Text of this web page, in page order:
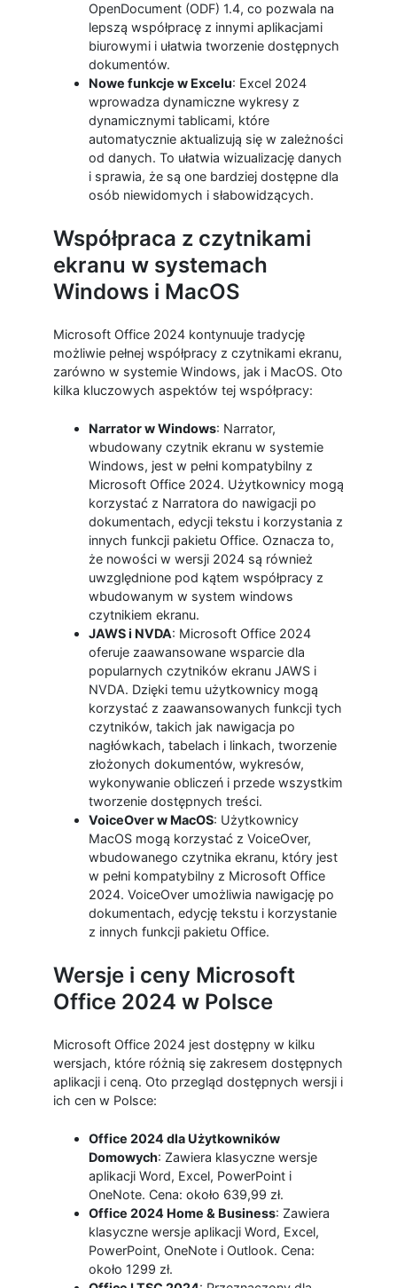
OpenDocument (ODF) 1.4, co pozwala na
lepszą współpracę z innymi aplikacjami
biurowymi i ułatwia tworzenie dostępnych
dokumentów.
Nowe funkcje w Excelu: Excel 2024
wprowadza dynamiczne wykresy z
dynamicznymi tablicami, które
automatycznie aktualizują się w zależności
od danych. To ułatwia wizualizację danych
i sprawia, że są one bardziej dostępne dla
osób niewidomych i słabowidzących.
Współpraca z czytnikami
ekranu w systemach
Windows i MacOS
Microsoft Office 2024 kontynuuje tradycję
możliwie pełnej współpracy z czytnikami ekranu,
zarówno w systemie Windows, jak i MacOS. Oto
kilka kluczowych aspektów tej współpracy:
Narrator w Windows: Narrator,
wbudowany czytnik ekranu w systemie
Windows, jest w pełni kompatybilny z
Microsoft Office 2024. Użytkownicy mogą
korzystać z Narratora do nawigacji po
dokumentach, edycji tekstu i korzystania z
innych funkcji pakietu Office. Oznacza to,
że nowości w wersji 2024 są również
uwzględnione pod kątem współpracy z
wbudowanym w system windows
czytnikiem ekranu.
JAWS i NVDA: Microsoft Office 2024
oferuje zaawansowane wsparcie dla
popularnych czytników ekranu JAWS i
NVDA. Dzięki temu użytkownicy mogą
korzystać z zaawansowanych funkcji tych
czytników, takich jak nawigacja po
nagłówkach, tabelach i linkach, tworzenie
złożonych dokumentów, wykresów,
wykonywanie obliczeń i przede wszystkim
tworzenie dostępnych treści.
VoiceOver w MacOS: Użytkownicy
MacOS mogą korzystać z VoiceOver,
wbudowanego czytnika ekranu, który jest
w pełni kompatybilny z Microsoft Office
2024. VoiceOver umożliwia nawigację po
dokumentach, edycję tekstu i korzystanie
z innych funkcji pakietu Office.
Wersje i ceny Microsoft
Office 2024 w Polsce
Microsoft Office 2024 jest dostępny w kilku
wersjach, które różnią się zakresem dostępnych
aplikacji i ceną. Oto przegląd dostępnych wersji i
ich cen w Polsce:
Office 2024 dla Użytkowników
Domowych: Zawiera klasyczne wersje
aplikacji Word, Excel, PowerPoint i
OneNote. Cena: około 639,99 zł.
Office 2024 Home & Business: Zawiera
klasyczne wersje aplikacji Word, Excel,
PowerPoint, OneNote i Outlook. Cena:
około 1299 zł.